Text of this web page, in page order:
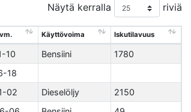
Näytä kerralla riviä
Käyttövoima Iskutilavuus
10 Bensiini
1780
18
02 Dieselöljy
2150